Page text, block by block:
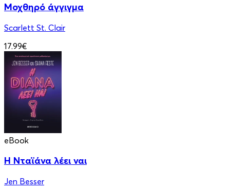
Μοχθηρό άγγιγμα
Scarlett St. Clair
17.99€
eBook
Η Νταϊάνα λέει ναι
Jen Besser